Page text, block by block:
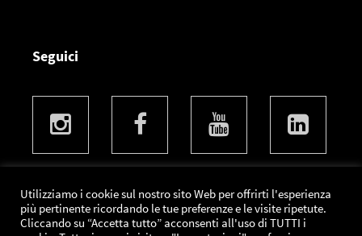
Seguici
Images and content protected by Copyright and property
of
Aludesign S.p.A.
Utilizziamo i cookie sul nostro sito Web per offrirti l'esperienza
più pertinente ricordando le tue preferenze e le visite ripetute.
Cliccando su “Accetta tutto” acconsenti all'uso di TUTTI i